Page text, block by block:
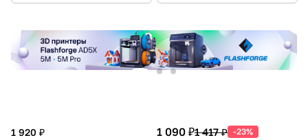
1 920 ₽ 1 090 ₽1 417 ₽ -23%